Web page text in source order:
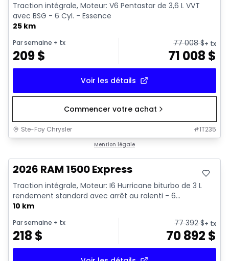
Traction intégrale, Moteur: V6 Pentastar de 3,6 L VVT
avec BSG - 6 Cyl. - Essence
25 km
Par semaine + tx
209$
77 008$+ tx
71 008 $
Voir les détails
Commencer votre achat
Ste-Foy Chrysler #1T235
Mention légale
2026 RAM 1500 Express
Traction intégrale, Moteur: I6 Hurricane biturbo de 3 L
rendement standard avec arrêt au ralenti - 6...
10 km
Par semaine + tx
218 $
77 392$+ tx
70 892 $